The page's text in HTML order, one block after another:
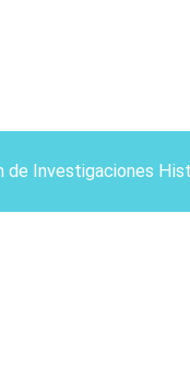
de Investigaciones